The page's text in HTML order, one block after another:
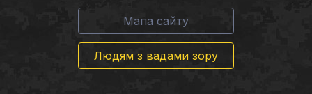
Мапа сайту
Людям з вадами зору